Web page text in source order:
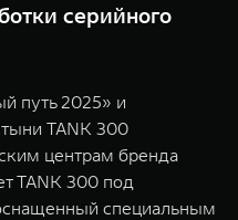
серийного
путь 2025» и
TANK 300
центрам бренда
TANK 300 под
специальным